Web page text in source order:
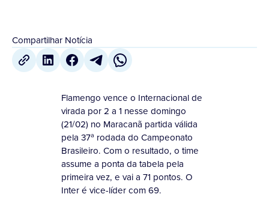
Compartilhar Notícia
Flamengo vence o Internacional de
virada por 2 a 1 nesse domingo
(21/02) no Maracanã partida válida
pela 37ª rodada do Campeonato
Brasileiro. Com o resultado, o time
assume a ponta da tabela pela
primeira vez, e vai a 71 pontos. O
Inter é vice-líder com 69.